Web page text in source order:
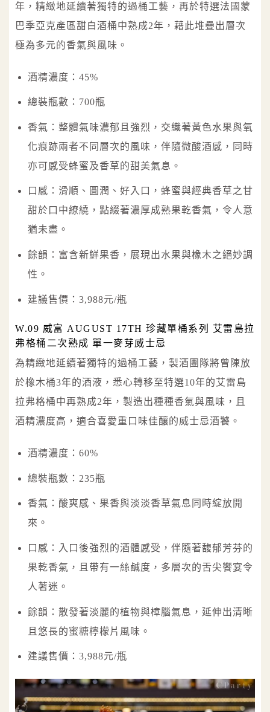
年，精緻地延續著獨特的過桶工藝，再於特選法國蒙
巴季亞克產區甜白酒桶中熟成2年，藉此堆疊出層次
極為多元的香氣與風味。
酒精濃度：45%
總裝瓶數：700瓶
香氣：整體氣味濃郁且強烈，交織著黃色水果與氧
化痕跡兩者不同層次的風味，伴隨微酸酒感，同時
亦可感受蜂蜜及香草的甜美氣息。
口感：滑順、圓潤、好入口，蜂蜜與經典香草之甘
甜於口中繚繞，點綴著濃厚成熟果乾香氣，令人意
猶未盡。
餘韻：富含新鮮果香，展現出水果與橡木之絕妙調
性。
建議售價：3,988元/瓶
W.09 威富 AUGUST 17TH 珍藏單桶系列 艾雷島拉
弗格桶二次熟成 單一麥芽威士忌
為精緻地延續著獨特的過桶工藝，製酒團隊將曾陳放
於橡木桶3年的酒液，悉心轉移至特選10年的艾雷島
拉弗格桶中再熟成2年，製造出種種香氣與風味，且
酒精濃度高，適合喜愛重口味佳釀的威士忌酒饕。
酒精濃度：60%
總裝瓶數：235瓶
香氣：酸爽感、果香與淡淡香草氣息同時綻放開
來。
口感：入口後強烈的酒體感受，伴隨著馥郁芳芬的
果乾香氣，且帶有一絲鹹度，多層次的舌尖饗宴令
人著迷。
餘韻：散發著淡麗的植物與樟腦氣息，延伸出清晰
且悠長的蜜糖檸檬片風味。
建議售價：3,988元/瓶